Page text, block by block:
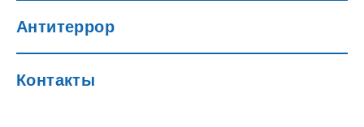
Антитеррор
Контакты